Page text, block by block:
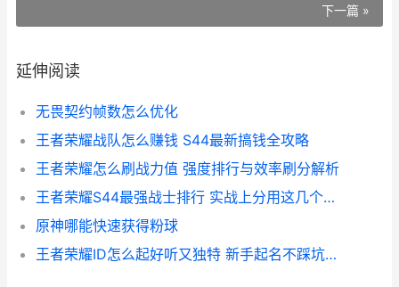
下一篇 »
延伸阅读
无畏契约帧数怎么优化
王者荣耀战队怎么赚钱 S44最新搞钱全攻略
王者荣耀怎么刷战力值 强度排行与效率刷分解析
王者荣耀S44最强战士排行 实战上分用这几个就对了
原神哪能快速获得粉球
王者荣耀ID怎么起好听又独特 新手起名不踩坑的完整教学